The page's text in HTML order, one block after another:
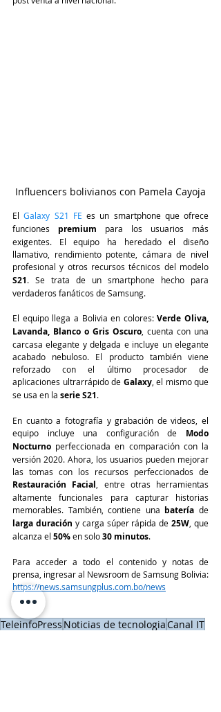
Influencers bolivianos con Pamela Cayoja
El Galaxy S21 FE es un smartphone que ofrece
funciones
premium para los usuarios más
exigentes. El equipo ha heredado el diseño
llamativo, rendimiento potente, cámara de nivel
profesional y otros recursos técnicos del modelo
S21. Se trata de un smartphone hecho para
verdaderos fanáticos de Samsung.
El equipo llega a Bolivia en colores: Verde Oliva,
Lavanda, Blanco o Gris Oscuro, cuenta con una
carcasa elegante y delgada e incluye un elegante
acabado nebuloso. El producto también viene
reforzado con el último procesador de
aplicaciones ultrarrápido de Galaxy, el mismo que
se usa en la serie S21.
En cuanto a fotografía y grabación de videos, el
equipo incluye una configuración de Modo
Nocturno perfeccionada en comparación con la
versión 2020. Ahora, los usuarios pueden mejorar
Restauración Facial, entre otras herramientas
altamente funcionales para capturar historias
memorables. También, contiene una batería
larga duración y carga súper rápida de 25W, que
alcanza el 50% en solo 30 minutos.
Para acceder a todo el contenido y notas de
https://news.samsungplus.com.bo/news
TeleinfoPress Noticias de tecnologiaCanal IT